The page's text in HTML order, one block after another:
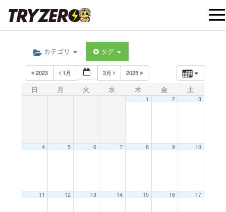
t
カテゴリ タグ
2023 1月 3月 2025
日 月 火 水 木 金 土
1 2 3
4 5 6 7 8 9 10
11 12 13 14 15 16 17